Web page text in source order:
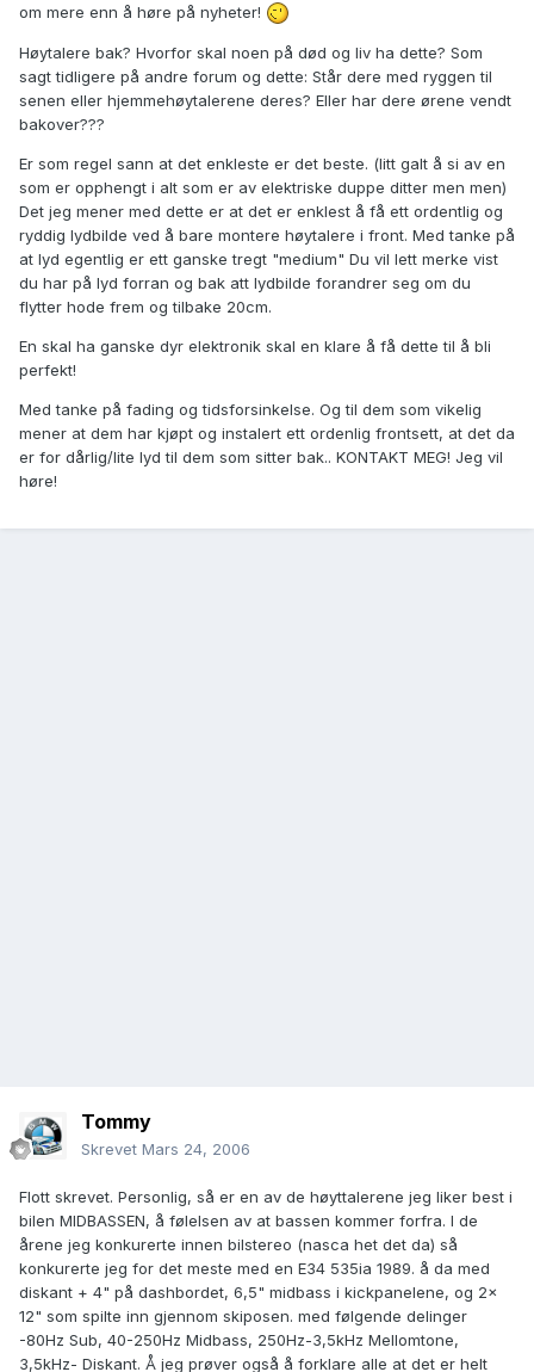
om mere enn å høre på nyheter!
Høytalere bak? Hvorfor skal noen på død og liv ha dette? Som
sagt tidligere på andre forum og dette: Står dere med ryggen til
senen eller hjemmehøytalerene deres? Eller har dere ørene vendt
bakover???
Er som regel sann at det enkleste er det beste. (litt galt å si av en
som er opphengt i alt som er av elektriske duppe ditter men men)
Det jeg mener med dette er at det er enklest å få ett ordentlig og
ryddig lydbilde ved å bare montere høytalere i front. Med tanke på
at lyd egentlig er ett ganske tregt "medium" Du vil lett merke vist
du har på lyd forran og bak att lydbilde forandrer seg om du
flytter hode frem og tilbake 20cm.
En skal ha ganske dyr elektronik skal en klare å få dette til å bli
perfekt!
Med tanke på fading og tidsforsinkelse. Og til dem som vikelig
mener at dem har kjøpt og instalert ett ordenlig frontsett, at det da
er for dårlig/lite lyd til dem som sitter bak.. KONTAKT MEG! Jeg vil
høre!
Tommy
Skrevet Mars 24, 2006
Flott skrevet. Personlig, så er en av de høyttalerene jeg liker best i
bilen MIDBASSEN, å følelsen av at bassen kommer forfra. I de
årene jeg konkurerte innen bilstereo (nasca het det da) så
konkurerte jeg for det meste med en E34 535ia 1989. å da med
diskant + 4" på dashbordet, 6,5" midbass i kickpanelene, og 2x
12" som spilte inn gjennom skiposen. med følgende delinger
-80Hz Sub, 40-250Hz Midbass, 250Hz-3,5kHz Mellomtone,
3,5kHz- Diskant. Å jeg prøver også å forklare alle at det er helt